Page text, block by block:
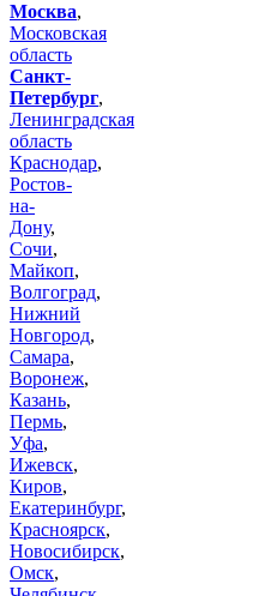
Москва,
Московская
область
Санкт-
Петербург,
Ленинградская
область
Краснодар,
Ростов-
на-
Дону,
Сочи,
Майкоп,
Волгоград,
Нижний
Новгород,
Самара,
Воронеж,
Казань,
Пермь,
Уфа,
Ижевск,
Киров,
Екатеринбург,
Красноярск,
Новосибирск,
Омск,